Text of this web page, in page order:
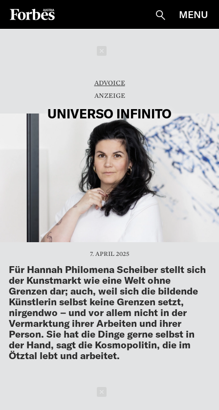
Suche
MENU
ADVOICE
UNIVERSO INFINITO
7. APRIL 2025
Für Hannah Philomena Scheiber stellt sich
der Kunstmarkt wie eine Welt ohne
Grenzen dar; auch, weil sich die bildende
Künstlerin selbst keine Grenzen setzt,
nirgendwo – und vor allem nicht in der
Vermarktung ihrer Arbeiten und ihrer
Person. Sie hat die Dinge gerne selbst in
der Hand, sagt die Kosmopolitin, die im
Ötztal lebt und arbeitet.